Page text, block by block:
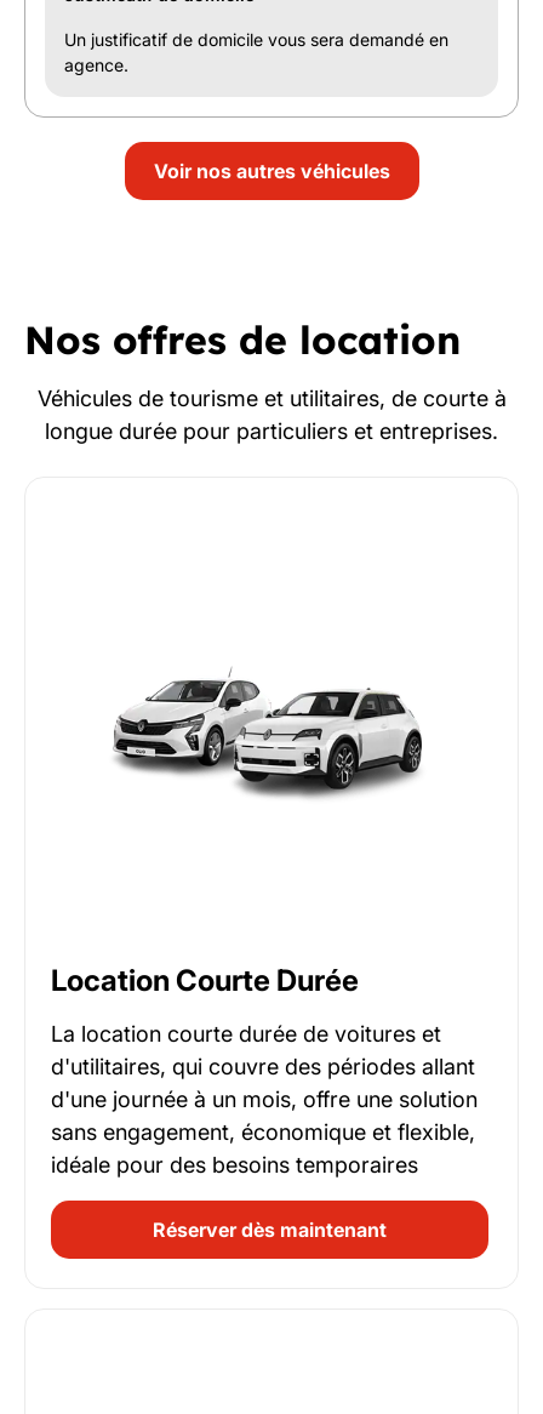
Un justificatif de domicile vous sera demandé en
agence.
Voir nos autres véhicules
Nos offres de location
Véhicules de tourisme et utilitaires, de courte à
longue durée pour particuliers et entreprises.
Location Courte Durée
La location courte durée de voitures et
d'utilitaires, qui couvre des périodes allant
d'une journée à un mois, offre une solution
sans engagement, économique et flexible,
idéale pour des besoins temporaires
Réserver dès maintenant